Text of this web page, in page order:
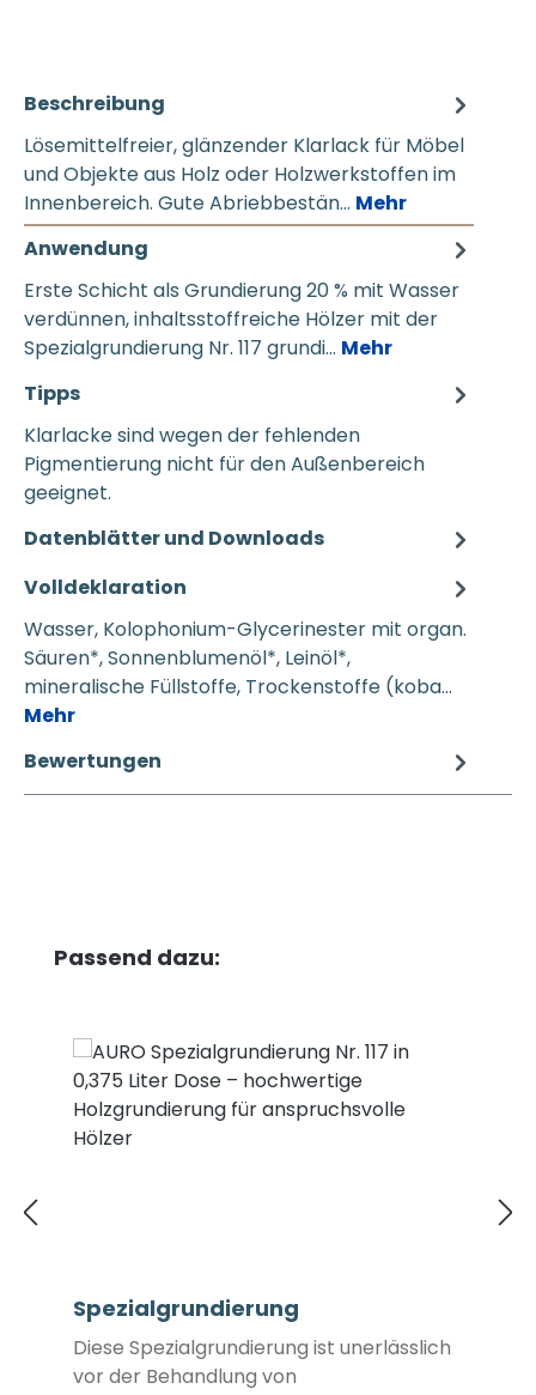
Beschreibung
Lösemittelfreier, glänzender Klarlack für Möbel
und Objekte aus Holz oder Holzwerkstoffen im
Innenbereich. Gute Abriebbestän… Mehr
Anwendung
Erste Schicht als Grundierung 20 % mit Wasser
verdünnen, inhaltsstoffreiche Hölzer mit der
Spezialgrundierung Nr. 117 grundi… Mehr
Tipps
Klarlacke sind wegen der fehlenden
Pigmentierung nicht für den Außenbereich
geeignet.
Datenblätter und Downloads
Volldeklaration
Wasser, Kolophonium-Glycerinester mit organ.
Säuren*, Sonnenblumenöl*, Leinöl*,
mineralische Füllstoffe, Trockenstoffe (koba…
Mehr
Bewertungen
Produktgalerie überspringen
Passend dazu:
Spezialgrundierung
Diese Spezialgrundierung ist unerlässlich
vor der Behandlung von